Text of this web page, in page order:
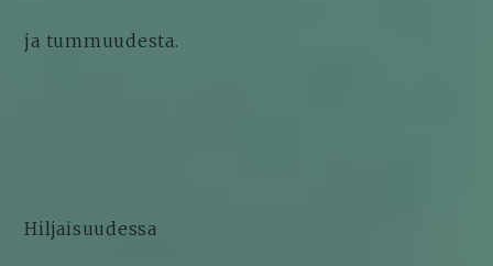
ja tummuudesta.
Hiljaisuudessa